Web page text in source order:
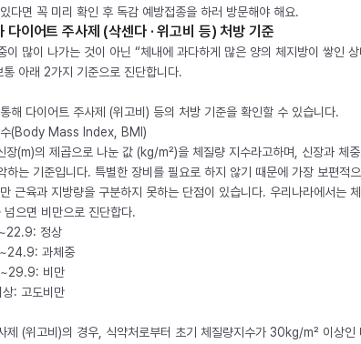
다면 꼭 미리 확인 후 독감 예방접종을 하러 방문해야 해요.
다이어트 주사제 (삭센다 · 위고비 등) 처방 기준
이 많이 나가는 것이 아닌 “체내에 과다하게 많은 양의 체지방이 쌓인
통 아래 2가지 기준으로 진단합니다.
해 다이어트 주사제 (위고비) 등의 처방 기준을 확인할 수 있습니다.
(Body Mass Index, BMI)
장(m)의 제곱으로 나눈 값 (kg/m²)을 체질량 지수라고하며, 신장과 체
하는 기준입니다. 특별한 장비를 필요로 하지 않기 때문에 가장 보편적
근육과 지방량을 구분하지 못하는 단점이 있습니다. 우리나라에서는
으면 비만으로 진단합다.
정상
과체중
비만
: 고도비만
제 (위고비)의 경우, 식약처로부터 초기 체질량지수가 30kg/m² 이상인